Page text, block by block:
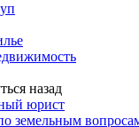
назад
юрист
земельным